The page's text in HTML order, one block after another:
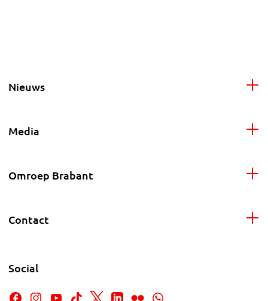
Nieuws
Media
Omroep Brabant
Contact
Social